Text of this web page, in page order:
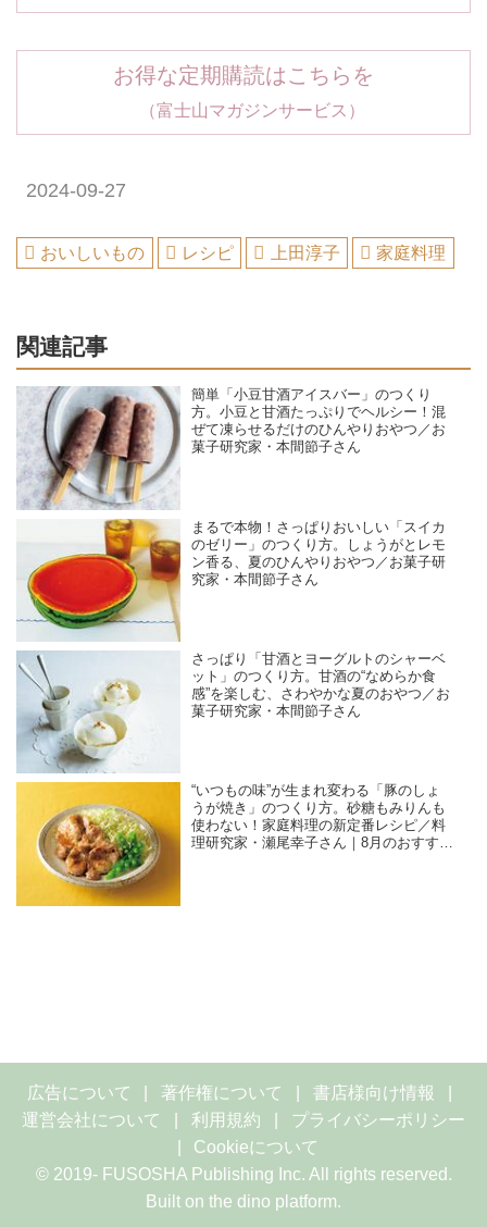
お得な定期購読はこちらを
（富士山マガジンサービス）
2024-09-27
おいしいもの レシピ 上田淳子 家庭料理
関連記事
簡単「小豆甘酒アイスバー」のつくり
方。小豆と甘酒たっぷりでヘルシー！混
ぜて凍らせるだけのひんやりおやつ／お
菓子研究家・本間節子さん
まるで本物！さっぱりおいしい「スイカ
のゼリー」のつくり方。しょうがとレモ
ン香る、夏のひんやりおやつ／お菓子研
究家・本間節子さん
さっぱり「甘酒とヨーグルトのシャーベ
ット」のつくり方。甘酒の“なめらか食
感”を楽しむ、さわやかな夏のおやつ／お
菓子研究家・本間節子さん
“いつもの味”が生まれ変わる「豚のしょ
うが焼き」のつくり方。砂糖もみりんも
使わない！家庭料理の新定番レシピ／料
理研究家・瀬尾幸子さん｜8月のおすすめ
広告について 著作権について
書店様向け情報
運営会社について
利用規約
プライバシーポリシー
Cookieについて
© 2019- FUSOSHA Publishing Inc. All rights reserved.
Built on the dino platform.